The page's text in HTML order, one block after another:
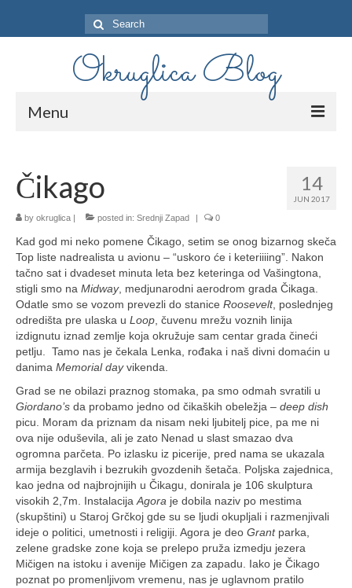
Search
for:
Okruglica Blog
Menu
Istočna Obala
Zapadna Obala
Srednji Zapad
14
JUN 2017
Čikago
by okruglica | posted in: Srednji Zapad | 0
Kad god mi neko pomene Čikago, setim se onog bizarnog skeča
Top liste nadrealista u avionu – “uskoro će i keteriiiing”. Nakon
tačno sat i dvadeset minuta leta bez keteringa od Vašingtona,
stigli smo na Midway, medjunarodni aerodrom grada Čikaga.
Odatle smo se vozom prevezli do stanice Roosevelt, poslednjeg
odredišta pre ulaska u Loop , čuvenu mrežu voznih linija
izdignutu iznad zemlje koja okružuje sam centar grada čineći
petlju. Tamo nas je čekala Lenka, rođaka i naš divni domaćin u
danima Memorial dayvikenda.
Grad se ne obilazi praznog stomaka, pa smo odmah svratili u
Giordano’s da probamo jedno od čikaških obeležja – deep dish
picu. Moram da priznam da nisam neki ljubitelj pice, pa me ni
ova nije oduševila, ali je zato Nenad u slast smazao dva
ogromna parčeta. Po izlasku iz picerije, pred nama se ukazala
armija bezglavih i bezrukih gvozdenih šetača.
Poljska zajednica,
kao jedna od najbrojnijih u Čikagu, donirala je 106 skulptura
visokih 2,7m. Instalacija Agora je dobila naziv po mestima
(skupštini) u Staroj Grčkoj gde su se ljudi okupljali i razmenjivali
ideje o politici, umetnosti i religiji. Agora je deo Grantparka,
zelene gradske zone koja se prelepo pruža izmedju jezera
Mičigen na istoku i avenije Mičigen za zapadu. Iako je Čikago
poznat po promenljivom vremenu, nas je uglavnom pratilo